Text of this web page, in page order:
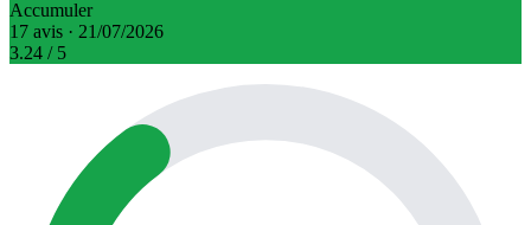
Accumuler
17 avis · 21/07/2026
3.24 / 5